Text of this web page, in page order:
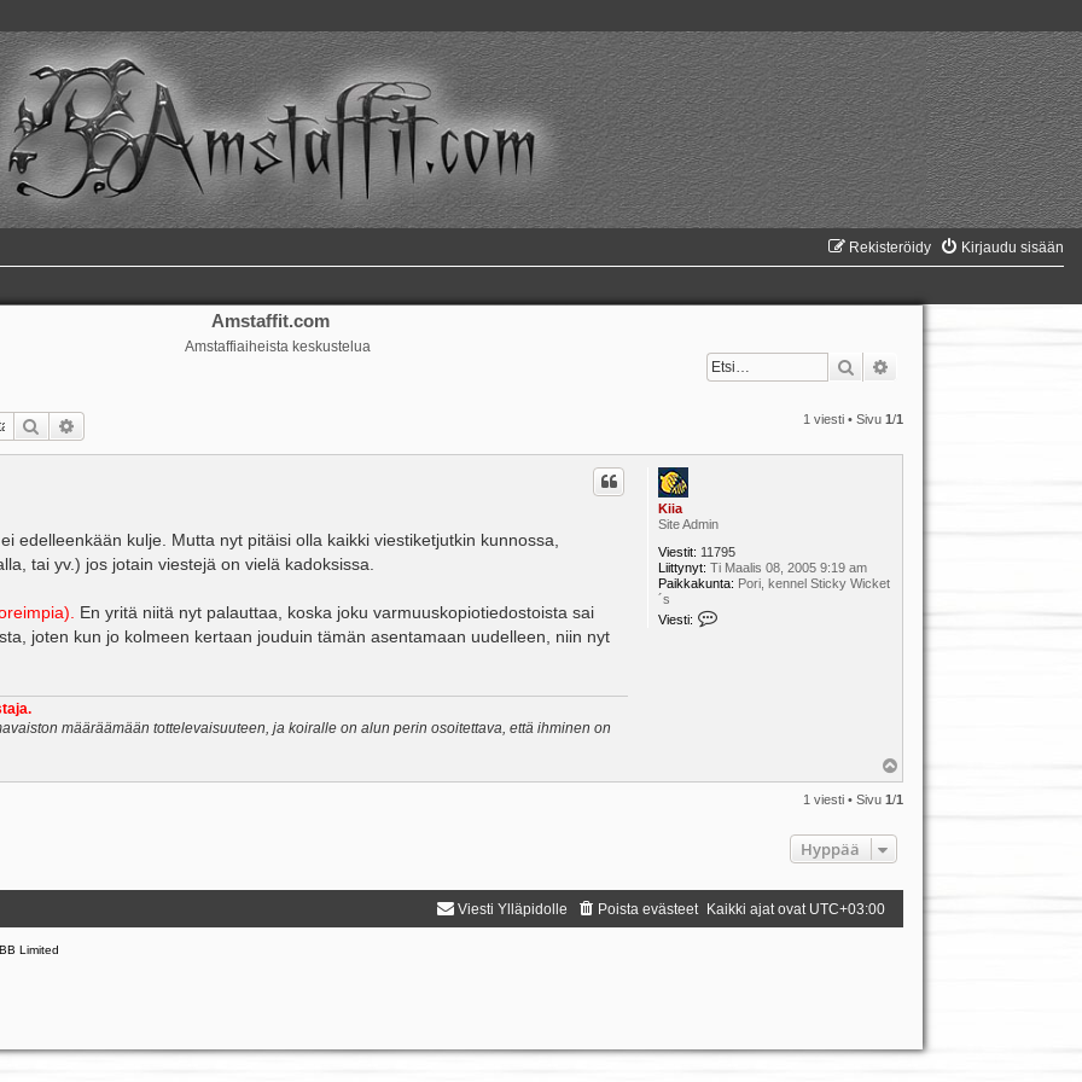
Kirjaudu sisään
Rekisteröidy
Amstaffit.com
Amstaffiaiheista keskustelua
Etsi
Etsi 1 viesti • Sivu1/1
Kiia
Site Admin
Viestit: 11795
Liittynyt: Ti Maalis 08, 2005 9:19 am
Paikkakunta: Pori, kennel Sticky Wicket
´s
Viesti:
edelleenkään kulje. Mutta nyt pitäisi olla kaikki viestiketjutkin kunnossa,
tai yv.) jos jotain viestejä on vielä kadoksissa.
En yritä niitä nyt palauttaa, koska joku varmuuskopiotiedostoista sai
joten kun jo kolmeen kertaan jouduin tämän asentamaan uudelleen, niin nyt
määräämään tottelevaisuuteen, ja koiralle on alun perin osoitettava, että ihminen on
l
ö
1 viesti • Sivu1/1
Hyppää
Kaikki ajat ovat UTC+03:00
Poista evästeet
Viesti Ylläpidolle
Limited